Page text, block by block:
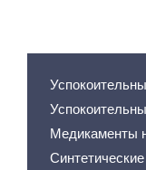
Медикаменты